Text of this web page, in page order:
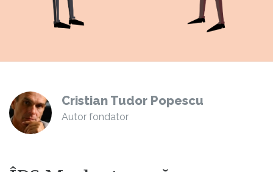
Cristian Tudor Popescu
Autor fondator